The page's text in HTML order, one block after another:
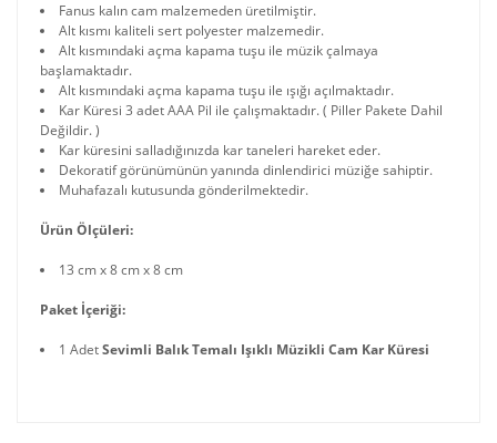
Fanus kalın cam malzemeden üretilmiştir.
Alt kısmı kaliteli sert polyester malzemedir.
Alt kısmındaki açma kapama tuşu ile müzik çalmaya
başlamaktadır.
Alt kısmındaki açma kapama tuşu ile ışığı açılmaktadır.
Kar Küresi 3 adet AAA Pil ile çalışmaktadır. ( Piller Pakete Dahil
Değildir. )
Kar küresini salladığınızda kar taneleri hareket eder.
Dekoratif görünümünün yanında dinlendirici müziğe sahiptir.
Muhafazalı kutusunda gönderilmektedir.
Ürün Ölçüleri:
13 cm x 8 cm x 8 cm
Paket İçeriği:
1 AdetSevimli Balık Temalı Işıklı Müzikli Cam Kar Küresi